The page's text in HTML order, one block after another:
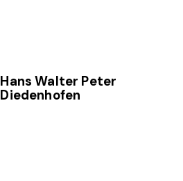
Hans Walter Peter
Diedenhofen